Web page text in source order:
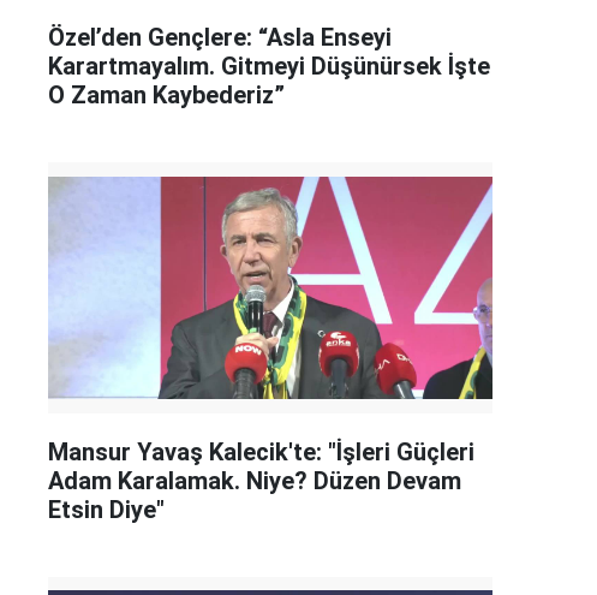
Özel’den Gençlere: “Asla Enseyi
Karartmayalım. Gitmeyi Düşünürsek İşte
O Zaman Kaybederiz”
Mansur Yavaş Kalecik'te: "İşleri Güçleri
Adam Karalamak. Niye? Düzen Devam
Etsin Diye"